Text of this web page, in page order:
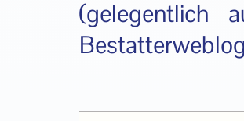
(gelegentlich